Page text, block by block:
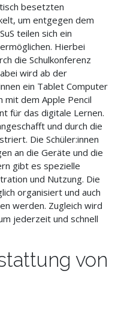
besetzten
um entgegen dem
teilen sich ein
Hierbei
die Schulkonferenz
wird ab der
ein Tablet Computer
mit dem Apple Pencil
für das digitale Lernen.
und durch die
Die Schüler:innen
an die Geräte und die
gibt es spezielle
und Nutzung. Die
organisiert und auch
werden. Zugleich wird
jederzeit und schnell
von